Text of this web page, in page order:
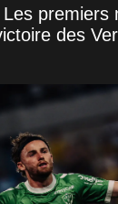
premiers
des